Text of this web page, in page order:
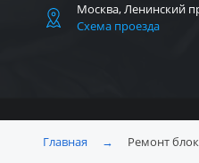
Москва, Ленинский
Схема проезда
Главная → Ремонт